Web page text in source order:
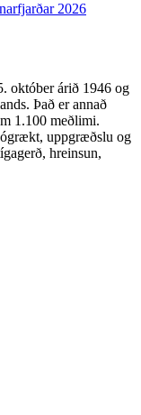
2026
október árið 1946 og
Það er annað
1.100 meðlimi.
uppgræðslu og
hreinsun,